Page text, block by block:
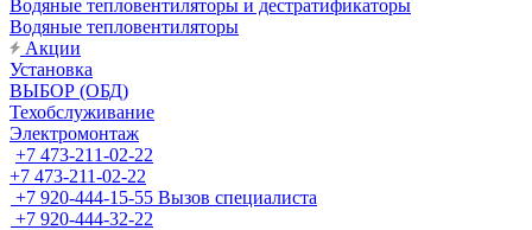
Водяные тепловентиляторы и дестратификаторы
Водяные тепловентиляторы
Акции
Установка
ВЫБОР (ОБД)
Техобслуживание
Электромонтаж
+7 473-211-02-22
+7 473-211-02-22
+7 920-444-15-55 Вызов специалиста
+7 920-444-32-22